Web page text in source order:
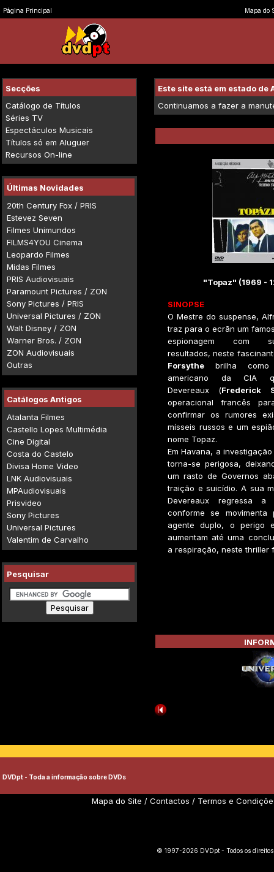
Página Principal Mapa do
Secções
Catálogo de Títulos
Séries TV
Espectáculos Musicais
Títulos só em Aluguer
Recursos On-line
Últimas Novidades
20th Century Fox / PRIS
Estevez Seven
Filmes Unimundos
FILMS4YOU Cinema
Leopardo Filmes
Midas Filmes
PRIS Audiovisuais
Paramount Pictures / ZON
Sony Pictures / PRIS
Universal Pictures / ZON
Walt Disney / ZON
Warner Bros. / ZON
ZON Audiovisuais
Outras
Catálogos Antigos
Atalanta Filmes
Castello Lopes Multimédia
Cine Digital
Costa do Castelo
Divisa Home Video
LNK Audiovisuais
MPAudiovisuais
Prisvideo
Sony Pictures
Universal Pictures
Valentim de Carvalho
Pesquisar
Este site está em estado de
Continuamos a fazer a
"Topaz" (1969 -
SINOPSE
O Mestre do suspense,
traz para o ecrãn um
espionagem com
resultados, neste
Forsythe brilha como
americano da CIA
Devereaux (Frederick
operacional francês
confirmar os rumores
mísseis russos e um
nome Topaz.
Em Havana, a
torna-se perigosa,
um rasto de Governos
traição e suicídio. A sua
Devereaux regressa a
conforme se
agente duplo, o perigo
aumentam até uma
a respiração, neste thriller
DVDpt - Toda a informação sobre DVDs
Mapa do Site / Contactos / Termos e
© 1997-2026 DVDpt - Todos os direitos